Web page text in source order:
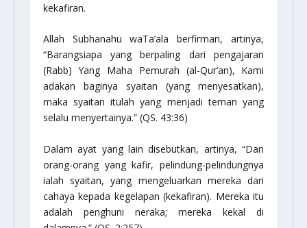
kekafiran.
Allah Subhanahu waTa’ala berfirman, artinya,
“Barangsiapa yang berpaling dari pengajaran
(Rabb) Yang Maha Pemurah (al-Qur’an), Kami
adakan baginya syaitan (yang menyesatkan),
maka syaitan itulah yang menjadi teman yang
selalu menyertainya.”(QS. 43:36)
Dalam ayat yang lain disebutkan, artinya,“Dan
orang-orang yang kafir, pelindung-pelindungnya
ialah syaitan, yang mengeluarkan mereka dari
cahaya kepada kegelapan (kekafiran). Mereka itu
adalah penghuni neraka; mereka kekal di